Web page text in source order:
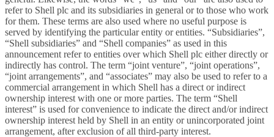
refer to Shell plc and its subsidiaries in general or to those who work
for them. These terms are also used where no useful purpose is
served by identifying the particular entity or entities. “Subsidiaries”,
“Shell subsidiaries” and “Shell companies” as used in this
announcement refer to entities over which Shell plc either directly or
indirectly has control. The term “joint venture”, “joint operations”,
“joint arrangements”, and “associates” may also be used to refer to a
commercial arrangement in which Shell has a direct or indirect
ownership interest with one or more parties. The term “Shell
interest” is used for convenience to indicate the direct and/or indirect
ownership interest held by Shell in an entity or unincorporated joint
arrangement, after exclusion of all third-party interest.